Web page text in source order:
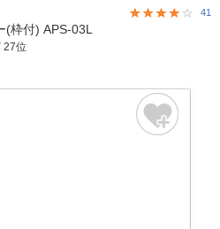
41
枠付) APS-03L
27位